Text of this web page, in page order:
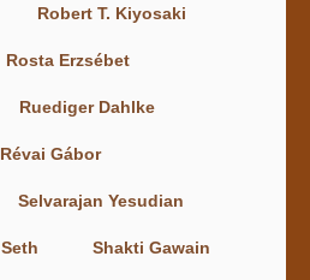
Robert T. Kiyosaki
Rosta Erzsébet
Ruediger Dahlke
Révai Gábor
Selvarajan Yesudian
Seth Shakti Gawain